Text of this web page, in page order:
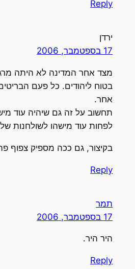
Reply
ירדן
17 בספטמבר, 2006
מצד אחר המדינה לא היתה
בטוח ליהודים. כל פעם
אחר.
תחשוב על זה גם שיהיה עוד
לפחות עוד מישהו לשולחנות
בקיצור, גם ככה מספיק צפוף
Reply
תמר
17 בספטמבר, 2006
היר היר.
Reply